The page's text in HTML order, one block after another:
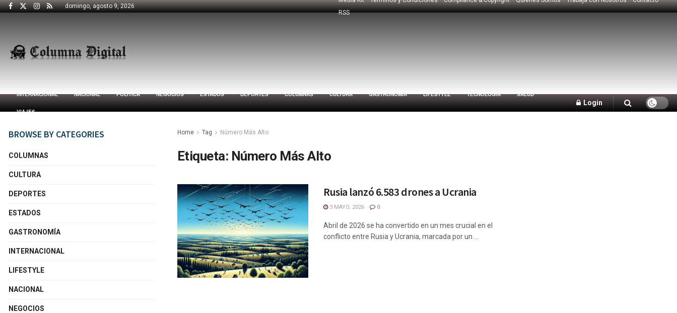
domingo, agosto 9, 2026
RSS
INTERNACIONAL NACIONAL POLÍTICA NEGOCIOS ESTADOS DEPORTES COLUMNAS CULTURA GASTRONOMÍA LIFESTYLE TECNOLOGÍA SALUD
VIAJES
Login
Home Tag Número Más Alto
Etiqueta: Número Más Alto
Rusia lanzó 6.583 drones a Ucrania
3 MAYO, 2026 0
Abril de 2026 se ha convertido en un mes crucial en el
conflicto entre Rusia y Ucrania, marcada por un ...
BROWSE BY CATEGORIES
COLUMNAS
CULTURA
DEPORTES
ESTADOS
GASTRONOMÍA
INTERNACIONAL
LIFESTYLE
NACIONAL
NEGOCIOS